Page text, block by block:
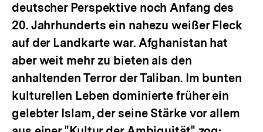
deutscher Perspektive noch Anfang des
20. Jahrhunderts ein nahezu weißer Fleck
auf der Landkarte war. Afghanistan hat
aber weit mehr zu bieten als den
anhaltenden Terror der Taliban. Im bunten
kulturellen Leben dominierte früher ein
gelebter Islam, der seine Stärke vor allem